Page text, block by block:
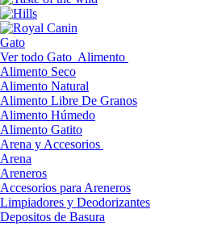
Gato
Ver todo Gato Alimento
Alimento Seco
Alimento Natural
Alimento Libre De Granos
Alimento Húmedo
Alimento Gatito
Arena y Accesorios
Arena
Areneros
Accesorios para Areneros
Limpiadores y Deodorizantes
Depositos de Basura